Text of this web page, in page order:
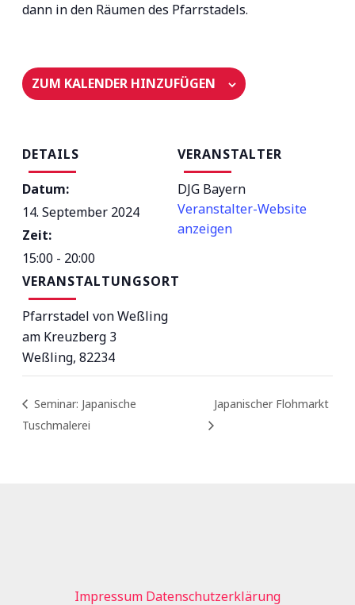
dann in den Räumen des Pfarrstadels.
ZUM KALENDER HINZUFÜGEN
DETAILS
Datum:
14. September 2024
Zeit:
15:00 - 20:00
VERANSTALTUNGSORT
Pfarrstadel von Weßling
am Kreuzberg 3
Weßling, 82234
VERANSTALTER
DJG Bayern
Veranstalter-Website
anzeigen
Seminar: Japanische
Tuschmalerei
Japanischer Flohmarkt
Impressum Datenschutzerklärung